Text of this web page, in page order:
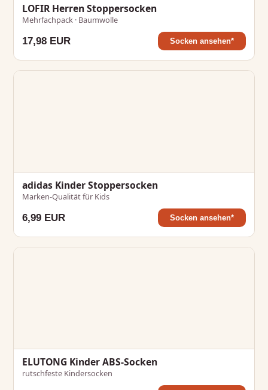
LOFIR Herren Stoppersocken
Mehrfachpack · Baumwolle
17,98 EUR Socken ansehen*
adidas Kinder Stoppersocken
Marken-Qualität für Kids
6,99 EUR Socken ansehen*
ELUTONG Kinder ABS-Socken
rutschfeste Kindersocken